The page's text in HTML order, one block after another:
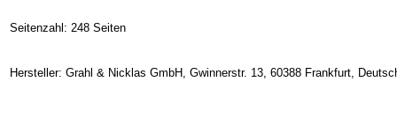
Seitenzahl: 248 Seiten
Hersteller: Grahl & Nicklas GmbH, Gwinnerstr. 13, 60388 Frankfurt,